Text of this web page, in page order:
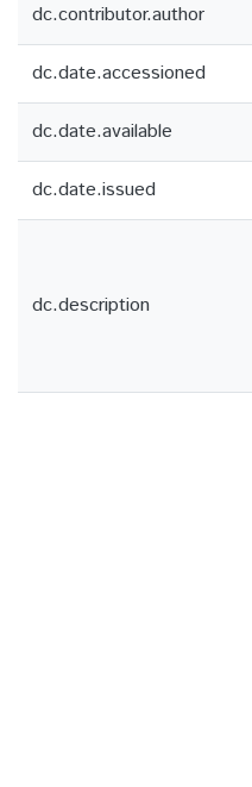
dc.contributor.author
dc.date.accessioned
dc.date.available
dc.date.issued
dc.description